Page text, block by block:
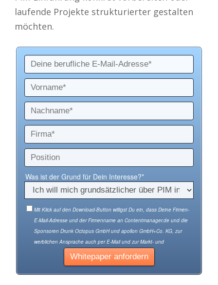
laufende Projekte strukturierter gestalten
möchten.